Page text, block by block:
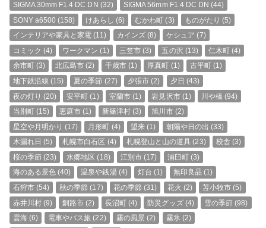
SIGMA 30mm F1.4 DC DN (32) SIGMA 56mm F1.4 DC DN (44)
SONY a6500 (158) けあらし (6) むかわ町 (3) ものがたり (5)
インテリアや家具と家電 (11) カインズ(8) ケシュア (7)
コミック (4) ワークマン (1) 三笠市 (3) 五の沢 (13) 仁木町 (4)
余市町(3) 北広島市 (2) 千歳市(1) 厚真町 (1) 古平町 (1)
地下鉄沿線 (15) 夏の季節 (27) 夕張市 (2) 夕日 (43)
夜の灯り (20) 安平町 (1) 室蘭市(1) 岩見沢市(1) 川や橋 (94)
当別町(15) 恵庭市 (1) 新篠津村(3) 旭川市(2)
星空や月明かり (17) 月形町 (4) 望来 (1) 朝陽や日の出 (33)
木漏れ日 (5) 札幌市白石区 (4) 札幌登山と山の道具 (23) 校舎 (3)
桜の季節 (23) 水郷地区 (18) 江別市 (17) 浦臼町(3)
海のある景色(40) 温泉や銭湯(4) 灯台 (1) 無印良品 (1)
石狩市(54) 秋の季節 (17) 花の季節 (31) 花火 (2) 苫小牧市 (5)
赤井川村(9) 釧路市 (2) 長沼町(4) 防災グッズ(4) 雪の季節 (98)
雲海(6) 電車やバス旅 (22) 霧の風景 (2) 霧氷 (2)